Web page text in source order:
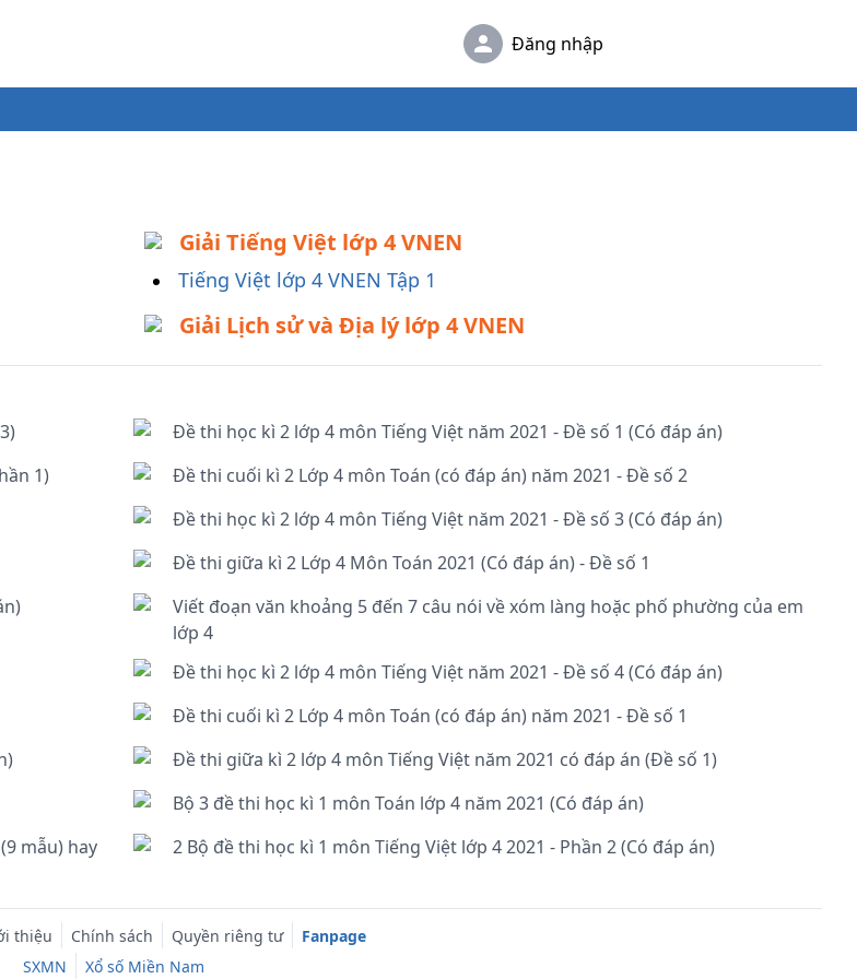
Đăng nhập
Giải Tiếng Việt lớp 4 VNEN
Tiếng Việt lớp 4 VNEN Tập 1
Giải Lịch sử và Địa lý lớp 4 VNEN
Đề thi học kì 2 lớp 4 môn Tiếng Việt năm 2021 - Đề số 1 (Có đáp án)
1)
Đề thi cuối kì 2 Lớp 4 môn Toán (có đáp án) năm 2021 - Đề số 2
Đề thi học kì 2 lớp 4 môn Tiếng Việt năm 2021 - Đề số 3 (Có đáp án)
Đề thi giữa kì 2 Lớp 4 Môn Toán 2021 (Có đáp án) - Đề số 1
Viết đoạn văn khoảng 5 đến 7 câu nói về xóm làng hoặc phố phường của em
lớp 4
Đề thi học kì 2 lớp 4 môn Tiếng Việt năm 2021 - Đề số 4 (Có đáp án)
Đề thi cuối kì 2 Lớp 4 môn Toán (có đáp án) năm 2021 - Đề số 1
Đề thi giữa kì 2 lớp 4 môn Tiếng Việt năm 2021 có đáp án (Đề số 1)
Bộ 3 đề thi học kì 1 môn Toán lớp 4 năm 2021 (Có đáp án)
mẫu) hay
2 Bộ đề thi học kì 1 môn Tiếng Việt lớp 4 2021 - Phần 2 (Có đáp án)
thiệu Chính sách Quyền riêng tư
Fanpage
SXMN
Xổ số Miền Nam